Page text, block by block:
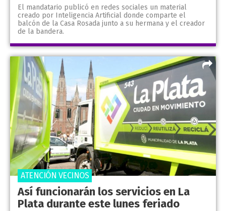
El mandatario publicó en redes sociales un material
creado por Inteligencia Artificial donde comparte el
balcón de la Casa Rosada junto a su hermana y el creador
de la bandera.
Así funcionarán los servicios en La
Plata durante este lunes feriado
ATENCIÓN VECINOS